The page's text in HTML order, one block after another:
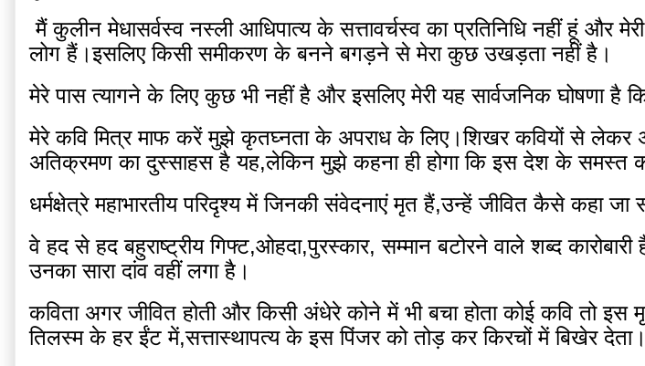
मैं कुलीन मेधासर्वस्व नस्ली आधिपात्य के सत्तावर्चस्व का प्रतिनिधि नहीं हूं और मेरी देह से लथपथ खेतों की कीचड़ अभी धुली नहीं है,हम श्रमजीवी श्रम निर्भर कुजात कुनस्ल के
लोग हैं।इसलिए किसी समीकरण के बनने बगड़ने से मेरा कुछ उखड़ता नहीं है।
मेरे पास त्यागने के लिए कुछ भी नहीं है और इसलिए मेरी यह सार्वजनिक घोषणा
मेरे कवि मित्र माफ करें मुझे कृतघ्नता के अपराध के लिए।शिखर कवियों से लेकर
अतिक्रमण का दुस्साहस है यह,लेकिन मुझे कहना ही होगा कि इस देश के समस्त
धर्मक्षेत्रे महाभारतीय परिदृश्य में जिनकी संवेदनाएं मृत हैं,उन्हें जीवित कैसे कहा
वे हद से हद बहुराष्ट्रीय गिफ्ट,ओहदा,पुरस्कार, सम्मान बटोरने वाले शब्द
उनका सारा दांव वहीं लगा है।
कविता अगर जीवित होती और किसी अंधेरे कोने में भी बचा होता कोई कवि तो
तिलस्म के हर ईंट में,सत्तास्थापत्य के इस पिंजर को तोड़ कर किरचों में बिखेर देता।